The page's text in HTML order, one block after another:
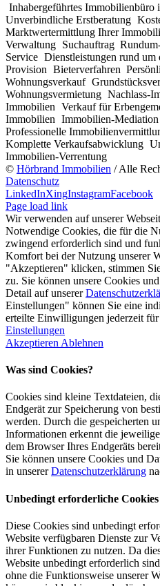
Inhabergeführtes Immobilienbüro
Unverbindliche Erstberatung
Marktwertermittlung Ihrer
Verwaltung Suchauftrag
Service Dienstleistungen rund
Provision Bieterverfahren
Wohnungsverkauf
Wohnungsvermietung Nachlass-
Immobilien Verkauf für
Immobilien Immobilien-Mediation
Professionelle
Komplette Verkaufsabwicklung
Immobilien-Verrentung
© Hörbrand Immobilien / Alle
Datenschutz
LinkedInXingInstagramFacebook
Page load link
Wir verwenden auf unserer
Notwendige Cookies, die für die
zwingend erforderlich sind und
Komfort bei der Nutzung unserer
"Akzeptieren" klicken, stimmen
zu. Sie können unsere Cookies
Detail auf unserer
Einstellungen" können Sie eine
erteilte Einwilligungen jederzeit
Einstellungen
Akzeptieren Ablehnen
Was sind Cookies?
Cookies sind kleine Textdateien,
Endgerät zur Speicherung von
werden. Durch die gespeicherten
Informationen erkennt die
dem Browser Ihres Endgeräts
Sie können unsere Cookies und
in unsererDatenschutzerklärung
Unbedingt erforderliche Cookies
Diese Cookies sind unbedingt
Website verfügbaren Dienste zur
ihrer Funktionen zu nutzen. Da
Website unbedingt erforderlich
ohne die Funktionsweise unserer